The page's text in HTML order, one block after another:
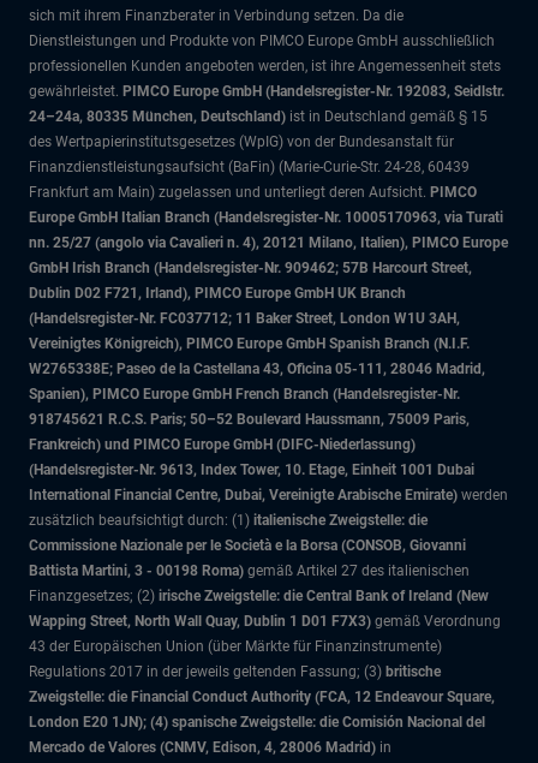
sich mit ihrem Finanzberater in Verbindung setzen. Da die
Dienstleistungen und Produkte von PIMCO Europe GmbH ausschließlich
professionellen Kunden angeboten werden, ist ihre Angemessenheit stets
gewährleistet. PIMCO Europe GmbH (Handelsregister-Nr. 192083, Seidlstr.
24–24a, 80335 München, Deutschland) ist in Deutschland gemäß § 15
des Wertpapierinstitutsgesetzes (WpIG) von der Bundesanstalt für
Finanzdienstleistungsaufsicht (BaFin) (Marie-Curie-Str. 24-28, 60439
Frankfurt am Main) zugelassen und unterliegt deren Aufsicht. PIMCO
Europe GmbH Italian Branch (Handelsregister-Nr. 10005170963, via Turati
nn. 25/27 (angolo via Cavalieri n. 4), 20121 Milano, Italien), PIMCO Europe
GmbH Irish Branch (Handelsregister-Nr. 909462; 57B Harcourt Street,
Dublin D02 F721, Irland), PIMCO Europe GmbH UK Branch
(Handelsregister-Nr. FC037712; 11 Baker Street, London W1U 3AH,
Vereinigtes Königreich), PIMCO Europe GmbH Spanish Branch (N.I.F.
W2765338E; Paseo de la Castellana 43, Oficina 05-111, 28046 Madrid,
Spanien), PIMCO Europe GmbH French Branch (Handelsregister-Nr.
918745621 R.C.S. Paris; 50–52 Boulevard Haussmann, 75009 Paris,
Frankreich) und PIMCO Europe GmbH (DIFC-Niederlassung)
(Handelsregister-Nr. 9613, Index Tower, 10. Etage, Einheit 1001 Dubai
International Financial Centre, Dubai, Vereinigte Arabische Emirate) werden
zusätzlich beaufsichtigt durch: (1) italienische Zweigstelle: die
Commissione Nazionale per le Società e la Borsa (CONSOB, Giovanni
Battista Martini, 3 - 00198 Roma) gemäß Artikel 27 des italienischen
Finanzgesetzes; (2) irische Zweigstelle: die Central Bank of Ireland (New
Wapping Street, North Wall Quay, Dublin 1 D01 F7X3) gemäß Verordnung
43 der Europäischen Union (über Märkte für Finanzinstrumente)
Regulations 2017 in der jeweils geltenden Fassung; (3) britische
Zweigstelle: die Financial Conduct Authority (FCA, 12 Endeavour Square,
London E20 1JN); (4) spanische Zweigstelle: die Comisión Nacional del
Mercado de Valores (CNMV, Edison, 4, 28006 Madrid) in